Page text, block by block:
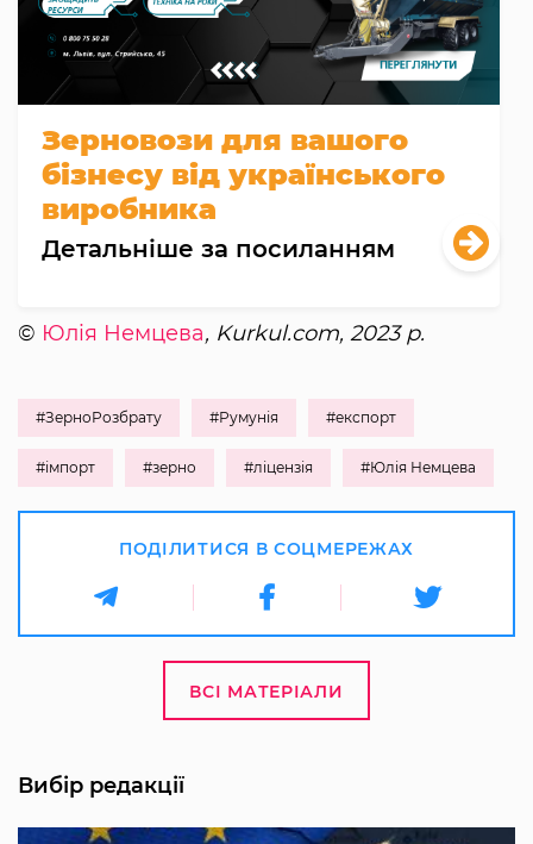
Зерновози для вашого
бізнесу від українського
виробника
Детальніше за посиланням
© Юлія Немцева, Kurkul.com, 2023 р.
#ЗерноРозбрату #Румунія #експорт
#імпорт #зерно #ліцензія #Юлія Немцева
ПОДІЛИТИСЯ В СОЦМЕРЕЖАХ
ВСІ МАТЕРІАЛИ
Вибір редакції